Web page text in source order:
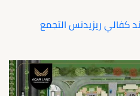
كفالي ريزيدنس التجمع